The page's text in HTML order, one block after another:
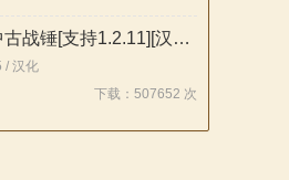
中古战锤[支持1.2.11][汉化版]汉化包v2
/ 汉化
下载：507652 次